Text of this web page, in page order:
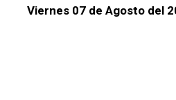
Viernes 07 de Agosto del